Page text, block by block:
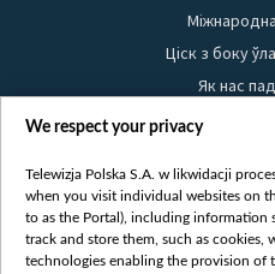
Ціск з боку
Як нас
Правілы
We respect your privacy
Telewizja Polska S.A. w likwidacji
when you visit individual websites on
to as the Portal), including information
track and store them, such as cookies,
technologies enabling the provision of